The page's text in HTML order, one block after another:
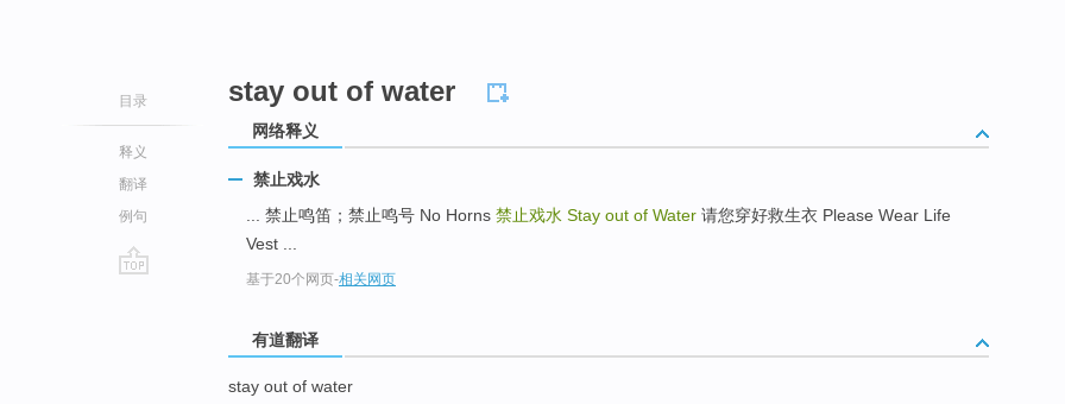
目录
释义
翻译
例句
stay out of water
网络释义
禁止戏水
... 禁止鸣笛；禁止鸣号 No Horns 禁止戏水 Stay out of Water 请您穿好救生衣 Please Wear Life
Vest ...
基于20个网页-相关网页
有道翻译
stay out of water